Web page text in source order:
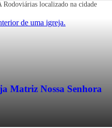
localizado na cidade
Matriz Nossa Senhora